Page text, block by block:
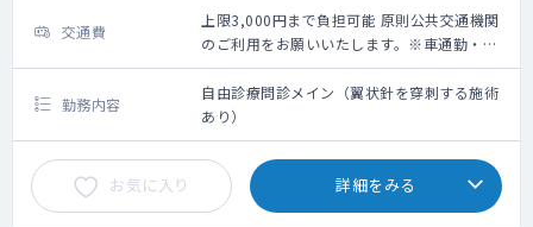
交通費
上限3,000円まで負担可能 原則公共交通機関
のご利用をお願いいたします。※車通勤・タ
クシー利用要相談
勤務内容
自由診療問診メイン（翼状針を穿刺する施術
あり）
お気に入り 詳細をみる